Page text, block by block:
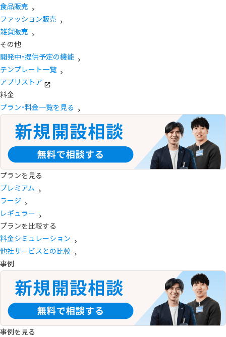
食品販売
ファッション販売
雑貨販売
その他
開発中・提供予定の機能
テンプレート一覧
アプリストア
料金
プラン・料金一覧を見る
プランを見る
プレミアム
ラージ
レギュラー
プランを比較する
料金シミュレーション
他社サービスとの比較
事例
事例を見る